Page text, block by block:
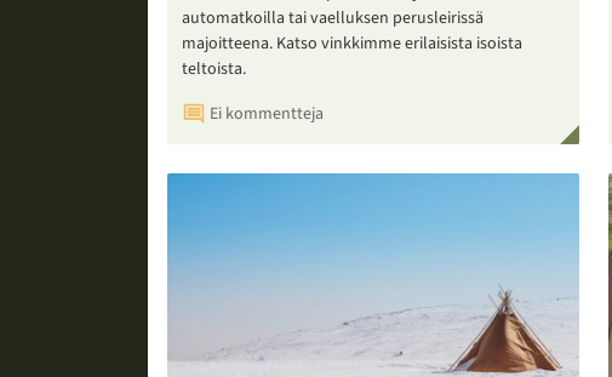
automatkoilla tai vaelluksen perusleirissä
majoitteena. Katso vinkkimme erilaisista isoista
teltoista.
Ei kommentteja